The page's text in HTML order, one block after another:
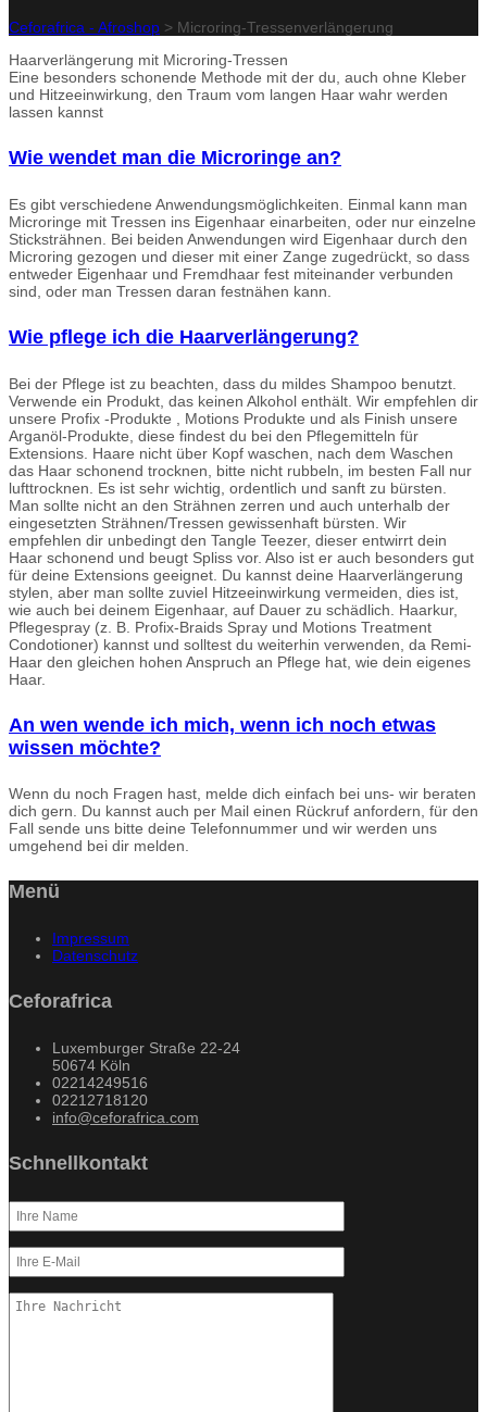
Ceforafrica - Afroshop > Microring-Tressenverlängerung
Haarverlängerung mit Microring-Tressen
Eine besonders schonende Methode mit der du, auch ohne Kleber
und Hitzeeinwirkung, den Traum vom langen Haar wahr werden
lassen kannst
Wie wendet man die Microringe an?
Es gibt verschiedene Anwendungsmöglichkeiten. Einmal kann man
Microringe mit Tressen ins Eigenhaar einarbeiten, oder nur einzelne
Sticksträhnen. Bei beiden Anwendungen wird Eigenhaar durch den
Microring gezogen und dieser mit einer Zange zugedrückt, so dass
entweder Eigenhaar und Fremdhaar fest miteinander verbunden
sind, oder man Tressen daran festnähen kann.
Wie pflege ich die Haarverlängerung?
Bei der Pflege ist zu beachten, dass du mildes Shampoo benutzt.
Verwende ein Produkt, das keinen Alkohol enthält. Wir empfehlen dir
unsere Profix -Produkte , Motions Produkte und als Finish unsere
Arganöl-Produkte, diese findest du bei den Pflegemitteln für
Extensions. Haare nicht über Kopf waschen, nach dem Waschen
das Haar schonend trocknen, bitte nicht rubbeln, im besten Fall nur
lufttrocknen. Es ist sehr wichtig, ordentlich und sanft zu bürsten.
Man sollte nicht an den Strähnen zerren und auch unterhalb der
eingesetzten Strähnen/Tressen gewissenhaft bürsten. Wir
empfehlen dir unbedingt den Tangle Teezer, dieser entwirrt dein
Haar schonend und beugt Spliss vor. Also ist er auch besonders gut
für deine Extensions geeignet. Du kannst deine Haarverlängerung
stylen, aber man sollte zuviel Hitzeeinwirkung vermeiden, dies ist,
wie auch bei deinem Eigenhaar, auf Dauer zu schädlich. Haarkur,
Pflegespray (z. B. Profix-Braids Spray und Motions Treatment
Condotioner) kannst und solltest du weiterhin verwenden, da Remi-
Haar den gleichen hohen Anspruch an Pflege hat, wie dein eigenes
Haar.
An wen wende ich mich, wenn ich noch etwas
wissen möchte?
Wenn du noch Fragen hast, melde dich einfach bei uns- wir beraten
dich gern. Du kannst auch per Mail einen Rückruf anfordern, für den
Fall sende uns bitte deine Telefonnummer und wir werden uns
umgehend bei dir melden.
Menü
Impressum
Datenschutz
Ceforafrica
Luxemburger Straße 22-24
50674 Köln
02214249516
02212718120
info@ceforafrica.com
Schnellkontakt